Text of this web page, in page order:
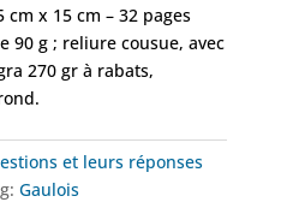
cm x 15 cm – 32 pages
90 g ; reliure cousue, avec
270 gr à rabats,
et leurs réponses
Gaulois